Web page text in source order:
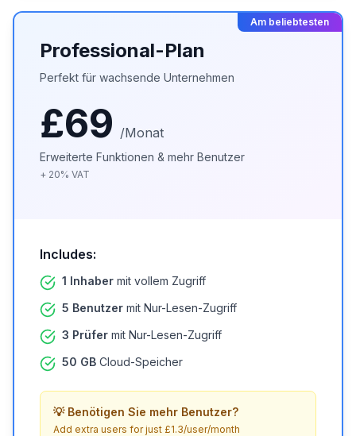
Am beliebtesten
Professional-Plan
Perfekt für wachsende Unternehmen
£69 /Monat
Erweiterte Funktionen & mehr Benutzer
+ 20% VAT
Includes:
1 Inhaber mit vollem Zugriff
5 Benutzer mit Nur-Lesen-Zugriff
3 Prüfer mit Nur-Lesen-Zugriff
50 GB Cloud-Speicher
💡 Benötigen Sie mehr Benutzer?
Add extra users for just £1.3/user/month